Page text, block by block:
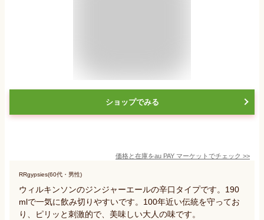
ショップでみる
価格と在庫をau PAY マーケット でチェック >>
RRgypsies(60代・男性)
ウィルキンソンのジンジャーエールの辛口タイプです。190
mlで一気に飲み切りやすいです。100年近い伝統を守ってお
り、ピリッと刺激的で、美味しい大人の味です。